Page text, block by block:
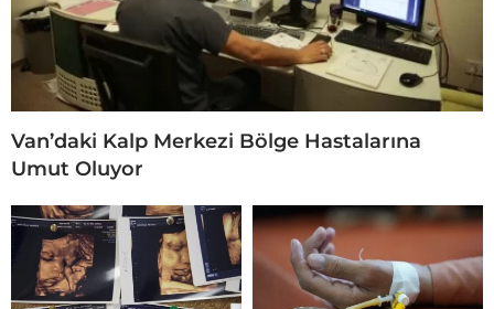
Van’daki Kalp Merkezi Bölge Hastalarına
Umut Oluyor